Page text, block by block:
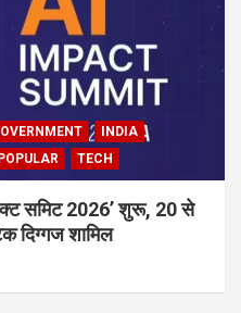
INDIA
POPULAR TECH
समिट 2026’ शुरू, 20 से
दिग्गज शामिल